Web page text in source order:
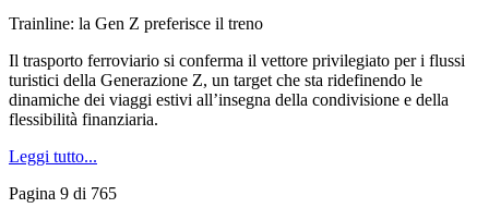
Trainline: la Gen Z preferisce il treno
Il trasporto ferroviario si conferma il vettore privilegiato per i flussi
turistici della Generazione Z, un target che sta ridefinendo le
dinamiche dei viaggi estivi all’insegna della condivisione e della
flessibilità finanziaria.
Leggi tutto...
Pagina 9 di 765